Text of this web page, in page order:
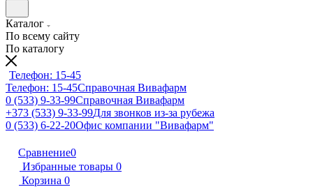
Каталог
По всему сайту
По каталогу
Телефон: 15-45
Телефон: 15-45Справочная Вивафарм
0 (533) 9-33-99Справочная Вивафарм
+373 (533) 9-33-99Для звонков из-за рубежа
0 (533) 6-22-20Офис компании "Вивафарм"
Сравнение0
Избранные товары 0
Корзина 0